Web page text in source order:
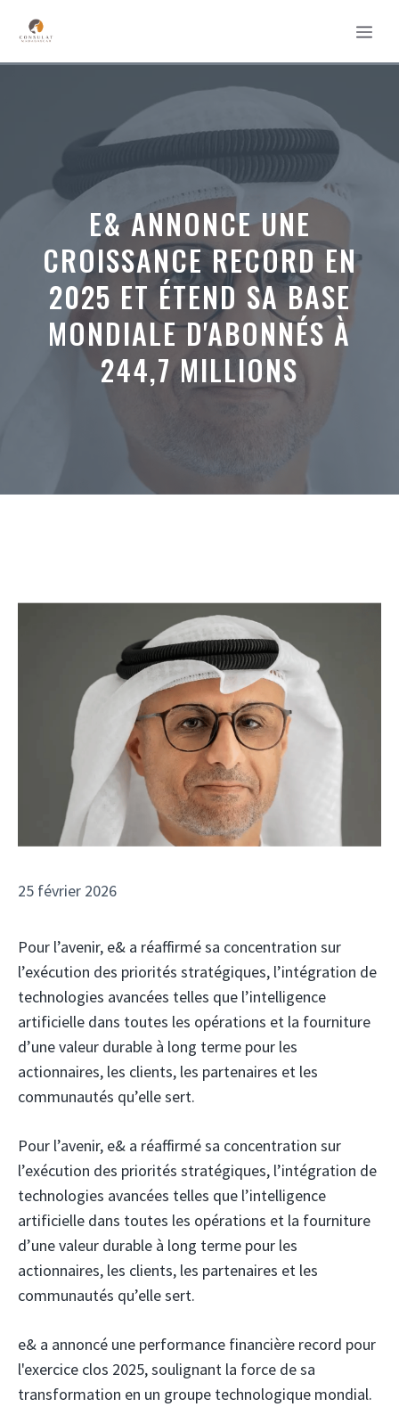
contenu
E& ANNONCE UNE
CROISSANCE RECORD EN
2025 ET ÉTEND SA BASE
MONDIALE D'ABONNÉS À
244,7 MILLIONS
25 février 2026
Pour l’avenir, e& a réaffirmé sa concentration sur
l’exécution des priorités stratégiques, l’intégration de
technologies avancées telles que l’intelligence
artificielle dans toutes les opérations et la fourniture
d’une valeur durable à long terme pour les
actionnaires, les clients, les partenaires et les
communautés qu’elle sert.
Pour l’avenir, e& a réaffirmé sa concentration sur
l’exécution des priorités stratégiques, l’intégration de
technologies avancées telles que l’intelligence
artificielle dans toutes les opérations et la fourniture
d’une valeur durable à long terme pour les
actionnaires, les clients, les partenaires et les
communautés qu’elle sert.
e& a annoncé une performance financière record pour
l'exercice clos 2025, soulignant la force de sa
transformation en un groupe technologique mondial.